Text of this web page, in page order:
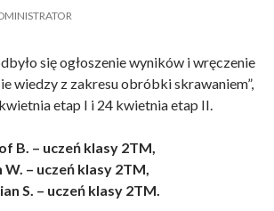
się ogłoszenie wyników i wręczenie
wiedzy z zakresu obróbki skrawaniem”,
etap I i 24 kwietnia etap II.
B. – uczeń klasy 2TM,
– uczeń klasy 2TM,
S. – uczeń klasy 2TM.